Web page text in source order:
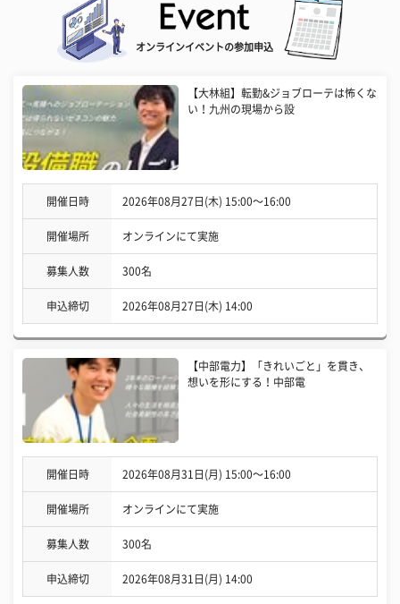
オンラインイベントの参加申込
【大林組】転勤&ジョブローテは怖くな
い！九州の現場から設
開催日時 2026年08月27日(木) 15:00〜16:00
開催場所 オンラインにて実施
募集人数 300名
申込締切 2026年08月27日(木) 14:00
【中部電力】「きれいごと」を貫き、
想いを形にする！中部電
開催日時 2026年08月31日(月) 15:00〜16:00
開催場所 オンラインにて実施
募集人数 300名
申込締切 2026年08月31日(月) 14:00